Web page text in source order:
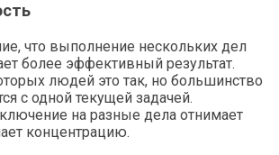
что выполнение нескольких дел
более эффективный результат.
людей это так, но большинство
с одной текущей задачей.
на разные дела отнимает
концентрацию.